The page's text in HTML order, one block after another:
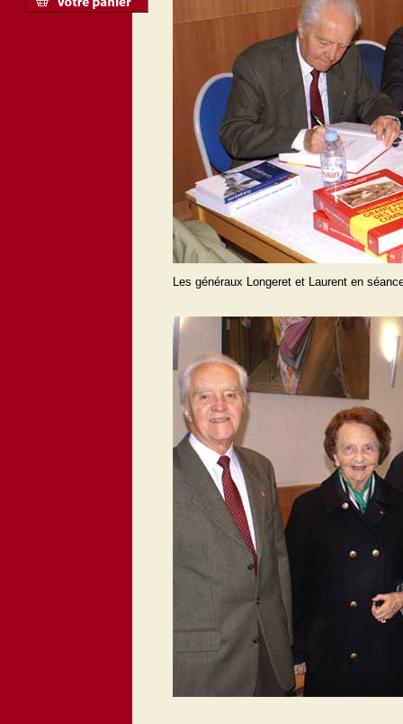
Les généraux Longeret et Laurent en